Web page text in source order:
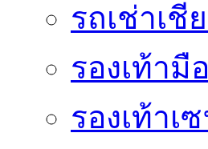
รถเช่าเชี
รองเท้ามื
รองเท้าเ